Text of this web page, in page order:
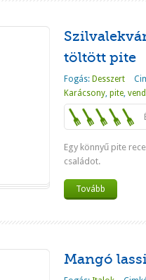
töltött pite
Fogás: Desszert
Karácsony, pite,
Egy könnyű pite
családot.
Tovább
Mangó lassi